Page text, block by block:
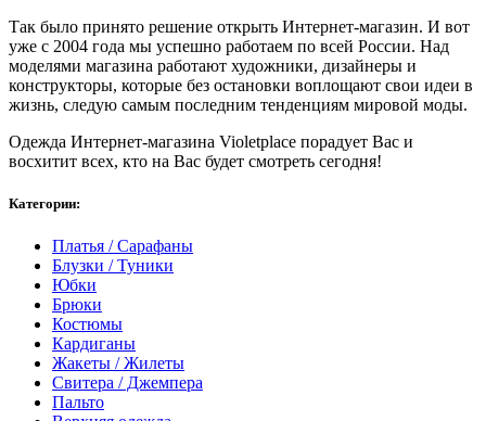
Так было принято решение открыть Интернет-магазин. И вот
уже с 2004 года мы успешно работаем по всей России. Над
моделями магазина работают художники, дизайнеры и
конструкторы, которые без остановки воплощают свои идеи в
жизнь, следую самым последним тенденциям мировой моды.
Одежда Интернет-магазина Violetplace порадует Вас и
восхитит всех, кто на Вас будет смотреть сегодня!
Категории:
Платья / Сарафаны
Блузки / Туники
Юбки
Брюки
Костюмы
Кардиганы
Жакеты / Жилеты
Свитера / Джемпера
Пальто